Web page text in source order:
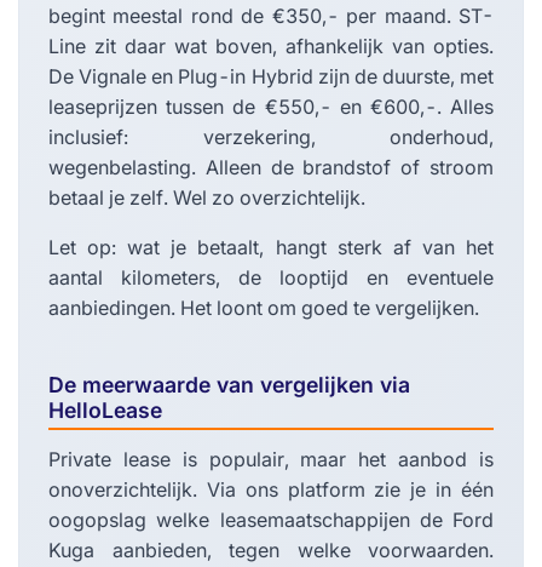
begint meestal rond de €350,- per maand. ST-
Line zit daar wat boven, afhankelijk van opties.
De Vignale en Plug-in Hybrid zijn de duurste, met
leaseprijzen tussen de €550,- en €600,-. Alles
inclusief: verzekering, onderhoud,
wegenbelasting. Alleen de brandstof of stroom
betaal je zelf. Wel zo overzichtelijk.
Let op: wat je betaalt, hangt sterk af van het
aantal kilometers, de looptijd en eventuele
aanbiedingen. Het loont om goed te vergelijken.
De meerwaarde van vergelijken via
HelloLease
Private lease is populair, maar het aanbod is
onoverzichtelijk. Via ons platform zie je in één
oogopslag welke leasemaatschappijen de Ford
Kuga aanbieden, tegen welke voorwaarden.